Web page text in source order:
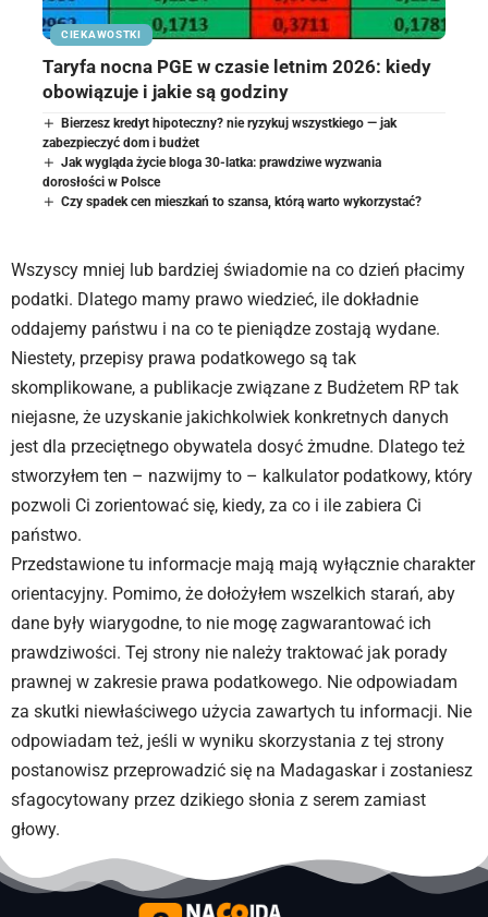
CIEKAWOSTKI
Taryfa nocna PGE w czasie letnim 2026: kiedy
obowiązuje i jakie są godziny
Bierzesz kredyt hipoteczny? nie ryzykuj wszystkiego — jak
zabezpieczyć dom i budżet
Jak wygląda życie bloga 30-latka: prawdziwe wyzwania
dorosłości w Polsce
Czy spadek cen mieszkań to szansa, którą warto wykorzystać?
Wszyscy mniej lub bardziej świadomie na co dzień płacimy
podatki. Dlatego mamy prawo wiedzieć, ile dokładnie
oddajemy państwu i na co te pieniądze zostają wydane.
Niestety, przepisy prawa podatkowego są tak
skomplikowane, a publikacje związane z Budżetem RP tak
niejasne, że uzyskanie jakichkolwiek konkretnych danych
jest dla przeciętnego obywatela dosyć żmudne. Dlatego też
stworzyłem ten – nazwijmy to – kalkulator podatkowy, który
pozwoli Ci zorientować się, kiedy, za co i ile zabiera Ci
państwo.
Przedstawione tu informacje mają mają wyłącznie charakter
orientacyjny. Pomimo, że dołożyłem wszelkich starań, aby
dane były wiarygodne, to nie mogę zagwarantować ich
prawdziwości. Tej strony nie należy traktować jak porady
prawnej w zakresie prawa podatkowego. Nie odpowiadam
za skutki niewłaściwego użycia zawartych tu informacji. Nie
odpowiadam też, jeśli w wyniku skorzystania z tej strony
postanowisz przeprowadzić się na Madagaskar i zostaniesz
sfagocytowany przez dzikiego słonia z serem zamiast
głowy.